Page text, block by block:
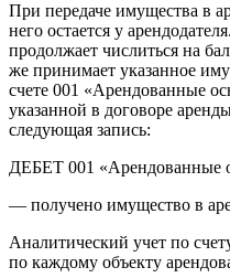
При передаче имущества в
него остается у
продолжает числиться на
же принимает указанное
счете 001 «Арендованные
указанной в договоре
следующая запись:
ДЕБЕТ 001 «Арендованные
— получено имущество в
Аналитический учет по
по каждому объекту